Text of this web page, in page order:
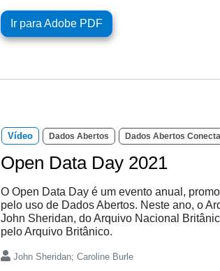
Ir para Adobe PDF
Vídeo Dados Abertos Dados Abertos
Open Data Day 2021
O Open Data Day é um evento anual,
pelo uso de Dados Abertos. Neste ano, o
John Sheridan, do Arquivo Nacional
pelo Arquivo Britânico.
John Sheridan; Caroline Burle